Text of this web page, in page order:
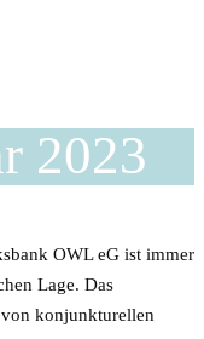
2023
OWL eG ist immer
Lage. Das
konjunkturellen